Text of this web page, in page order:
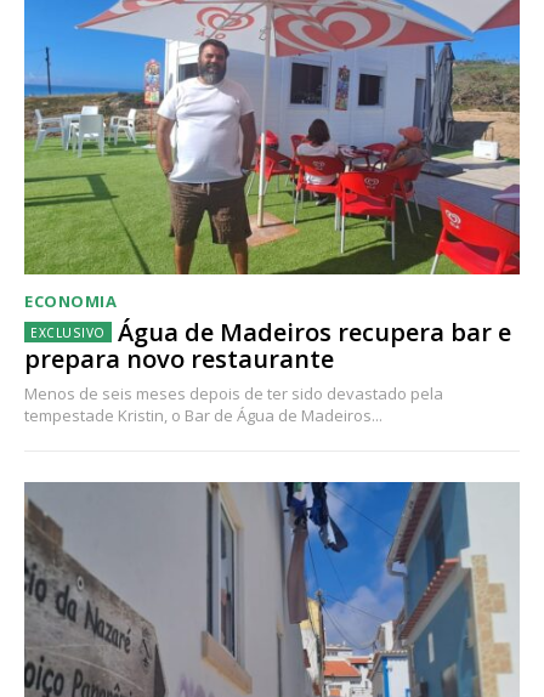
ECONOMIA
Água de Madeiros recupera bar e
prepara novo restaurante
Menos de seis meses depois de ter sido devastado pela
tempestade Kristin, o Bar de Água de Madeiros...